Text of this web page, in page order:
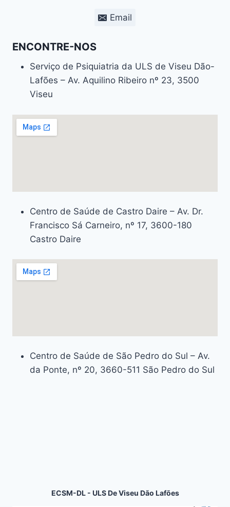
Email
ENCONTRE-NOS
Serviço de Psiquiatria da ULS de Viseu Dão-
Lafões – Av. Aquilino Ribeiro nº 23, 3500
Viseu
Centro de Saúde de Castro Daire – Av. Dr.
Francisco Sá Carneiro, nº 17, 3600-180
Castro Daire
Centro de Saúde de São Pedro do Sul – Av.
da Ponte, nº 20, 3660-511 São Pedro do Sul
ECSM-DL - ULS De Viseu Dão Lafões